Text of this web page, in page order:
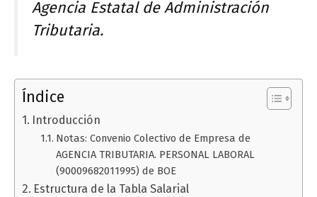
Agencia Estatal de Administración
Tributaria.
Índice
Introducción
Notas: Convenio Colectivo de Empresa de
AGENCIA TRIBUTARIA. PERSONAL LABORAL
(90009682011995) de BOE
Estructura de la Tabla Salarial